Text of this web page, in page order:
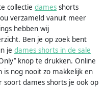
collectie dames shorts
verzameld vanuit meer
hebben wij
Ben je op zoek bent
je dames shorts in de sale
knop te drukken. Online
is nog nooit zo makkelijk en
dames shorts je ook op